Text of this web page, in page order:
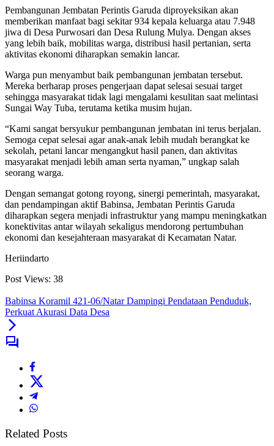
Pembangunan Jembatan Perintis Garuda diproyeksikan akan
memberikan manfaat bagi sekitar 934 kepala keluarga atau 7.948
jiwa di Desa Purwosari dan Desa Rulung Mulya. Dengan akses
yang lebih baik, mobilitas warga, distribusi hasil pertanian, serta
aktivitas ekonomi diharapkan semakin lancar.
Warga pun menyambut baik pembangunan jembatan tersebut.
Mereka berharap proses pengerjaan dapat selesai sesuai target
sehingga masyarakat tidak lagi mengalami kesulitan saat melintasi
Sungai Way Tuba, terutama ketika musim hujan.
“Kami sangat bersyukur pembangunan jembatan ini terus berjalan.
Semoga cepat selesai agar anak-anak lebih mudah berangkat ke
sekolah, petani lancar mengangkut hasil panen, dan aktivitas
masyarakat menjadi lebih aman serta nyaman,” ungkap salah
seorang warga.
Dengan semangat gotong royong, sinergi pemerintah, masyarakat,
dan pendampingan aktif Babinsa, Jembatan Perintis Garuda
diharapkan segera menjadi infrastruktur yang mampu meningkatkan
konektivitas antar wilayah sekaligus mendorong pertumbuhan
ekonomi dan kesejahteraan masyarakat di Kecamatan Natar.
Heriindarto
Post Views: 38
Babinsa Koramil 421-06/Natar Dampingi Pendataan Penduduk,
Perkuat Akurasi Data Desa
Related Posts